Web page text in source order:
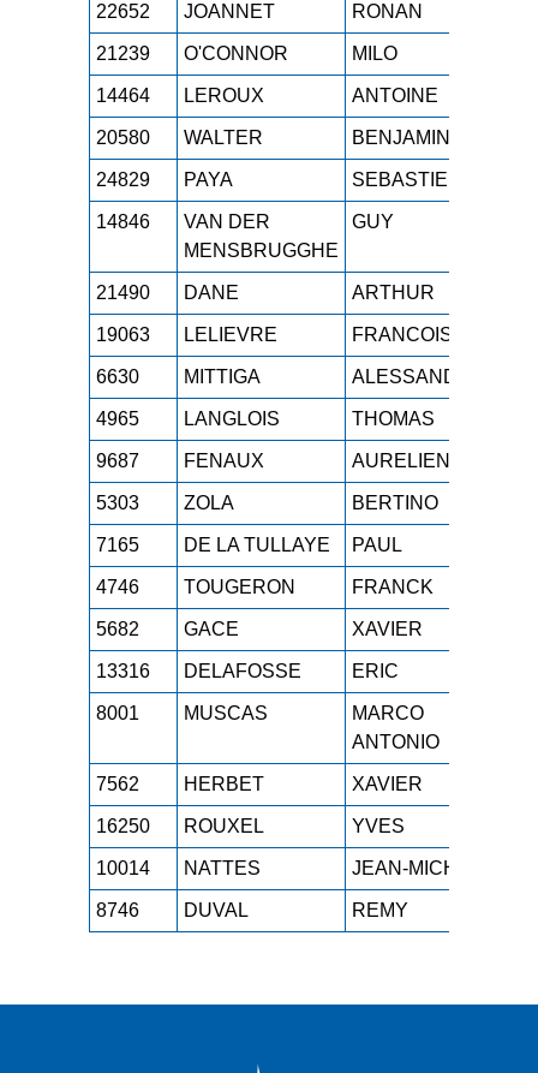
22652 JOANNET RONAN
21239 O'CONNOR MILO
14464 LEROUX ANTOINE
20580 WALTER BENJAMIN
24829 PAYA SEBASTIEN
14846
VAN DER
MENSBRUGGHE
GUY
21490 DANE ARTHUR
19063 LELIEVRE FRANCOIS
6630 MITTIGA ALESSANDRO
4965 LANGLOIS THOMAS
9687 FENAUX AURELIEN
5303 ZOLA BERTINO
7165 DE LA TULLAYE PAUL
4746 TOUGERON FRANCK
5682 GACE XAVIER
13316 DELAFOSSE ERIC
8001 MUSCAS
MARCO
ANTONIO
7562 HERBET XAVIER
16250 ROUXEL YVES
10014 NATTES JEAN-MICHEL
8746 DUVAL REMY